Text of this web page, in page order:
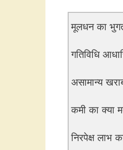
मूलधन का
गतिविधि
असामान्य
कमी का क्या
निरपेक्ष लाभ